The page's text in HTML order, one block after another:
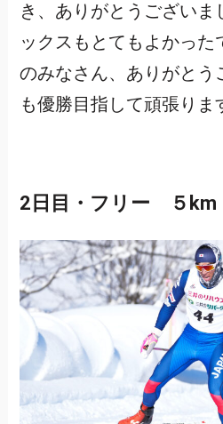
き、ありがとうございま
ックスもとてもよかった
のみなさん、ありがとう
も優勝目指して頑張りま
2日目・フリー ５km